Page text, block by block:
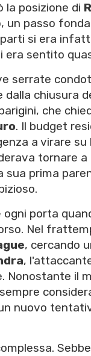
la posizione di
passo
si era
sentito
serrate
chiusura
che
. Il budget
a virare su
tornare a
sua prima
porta
Nel
, cercando
,
Nonostante il
nuovo